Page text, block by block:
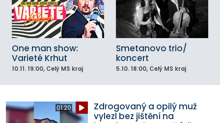
One man show:
Varieté Krhut
10.11. 19:00, Celý MS kraj
Smetanovo trio/
koncert
5.10. 18:00, Celý MS kraj
01:20
Zdrogovaný a opilý muž
vylezl bez jištění na